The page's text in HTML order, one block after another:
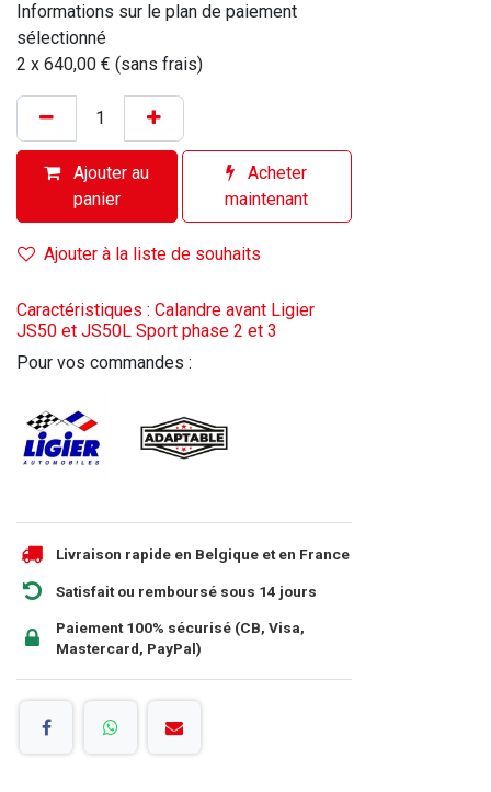
Informations sur le plan de paiement
sélectionné
2 x 640,00 € (sans frais)
Ajouter au
panier
Acheter
maintenant
Ajouter à la liste de souhaits
Caractéristiques : Calandre avant Ligier
JS50 et JS50L Sport phase 2 et 3
Pour vos commandes :
Livraison rapide en Belgique et en France
Satisfait ou remboursé sous 14 jours
Paiement 100% sécurisé (CB, Visa,
Mastercard, PayPal)